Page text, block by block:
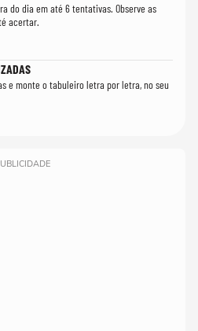
do dia em até 6 tentativas. Observe as
acertar.
e monte o tabuleiro letra por letra, no seu